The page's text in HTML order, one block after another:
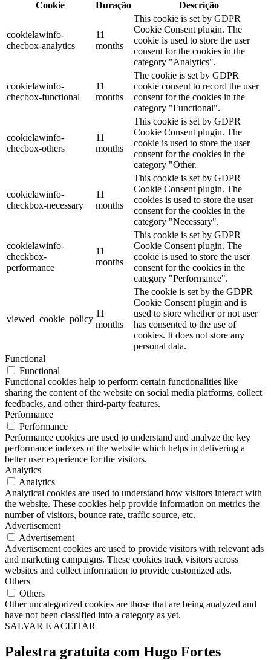
Cookie Duração Descrição
cookielawinfo-
checbox-analytics
11
months
This cookie is set by GDPR
Cookie Consent plugin. The
cookie is used to store the user
consent for the cookies in the
category "Analytics".
cookielawinfo-
checbox-functional
11
months
The cookie is set by GDPR
cookie consent to record the user
consent for the cookies in the
category "Functional".
cookielawinfo-
checbox-others
11
months
This cookie is set by GDPR
Cookie Consent plugin. The
cookie is used to store the user
consent for the cookies in the
category "Other.
cookielawinfo-
checkbox-necessary
11
months
This cookie is set by GDPR
Cookie Consent plugin. The
cookies is used to store the user
consent for the cookies in the
category "Necessary".
cookielawinfo-
checkbox-
performance
11
months
This cookie is set by GDPR
Cookie Consent plugin. The
cookie is used to store the user
consent for the cookies in the
category "Performance".
viewed_cookie_policy
11
months
The cookie is set by the GDPR
Cookie Consent plugin and is
used to store whether or not user
has consented to the use of
cookies. It does not store any
personal data.
Functional
Functional
Functional cookies help to perform certain functionalities like
sharing the content of the website on social media platforms, collect
feedbacks, and other third-party features.
Performance
Performance
Performance cookies are used to understand and analyze the key
performance indexes of the website which helps in delivering a
better user experience for the visitors.
Analytics
Analytics
Analytical cookies are used to understand how visitors interact with
the website. These cookies help provide information on metrics the
number of visitors, bounce rate, traffic source, etc.
Advertisement
Advertisement
Advertisement cookies are used to provide visitors with relevant ads
and marketing campaigns. These cookies track visitors across
websites and collect information to provide customized ads.
Others
Others
Other uncategorized cookies are those that are being analyzed and
have not been classified into a category as yet.
SALVAR E ACEITAR
Palestra gratuita com Hugo Fortes